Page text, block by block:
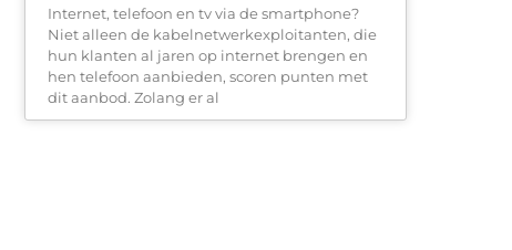
Internet, telefoon en tv via de smartphone?
Niet alleen de kabelnetwerkexploitanten, die
hun klanten al jaren op internet brengen en
hen telefoon aanbieden, scoren punten met
dit aanbod. Zolang er al